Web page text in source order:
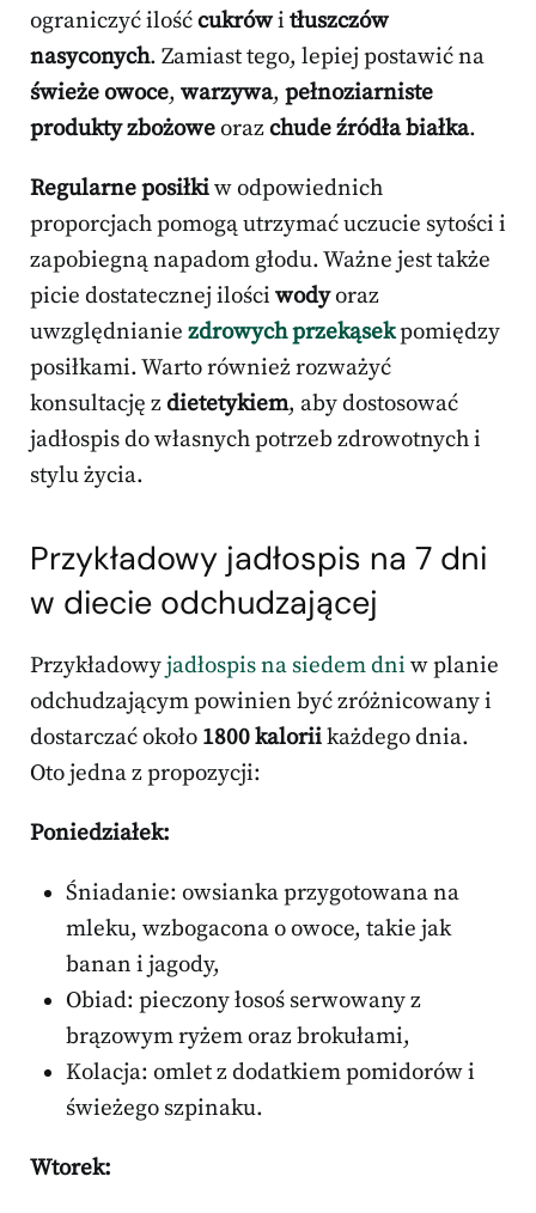
ograniczyć ilośćcukrówi tłuszczów
nasyconych. Zamiast tego, lepiej postawić na
świeże owoce, warzywa, pełnoziarniste
produkty zbożoweorazchude źródła białka.
Regularne posiłkiw odpowiednich
proporcjach pomogą utrzymać uczucie sytości i
zapobiegną napadom głodu. Ważne jest także
picie dostatecznej ilości wodyoraz
uwzględnianie zdrowych przekąsekpomiędzy
posiłkami. Warto również rozważyć
konsultację zdietetykiem, aby dostosować
jadłospis do własnych potrzeb zdrowotnych i
stylu życia.
Przykładowy jadłospis na 7 dni
w diecie odchudzającej
Przykładowyjadłospis na siedem dni w planie
odchudzającym powinien być zróżnicowany i
dostarczać około 1800 kaloriikażdego dnia.
Oto jedna z propozycji:
Poniedziałek:
Śniadanie: owsianka przygotowana na
mleku, wzbogacona o owoce, takie jak
banan i jagody,
Obiad: pieczony łosoś serwowany z
brązowym ryżem oraz brokułami,
Kolacja: omlet z dodatkiem pomidorów i
świeżego szpinaku.
Wtorek: